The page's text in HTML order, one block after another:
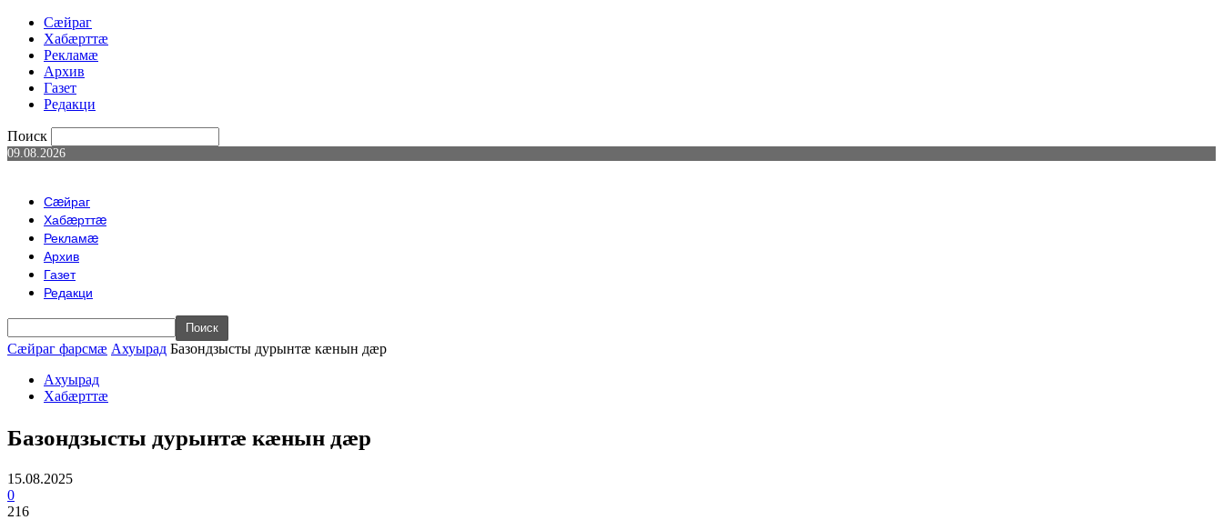
Сæйраг
Хабæрттæ
Рекламæ
Архив
Газет
Редакци
Поиск
09.08.2026
Сæйраг
Хабæрттæ
Рекламæ
Архив
Газет
Редакци
Сæйраг фарсмæ Ахуырад Базондзысты дурынтæ кæнын дæр
Ахуырад
Хабæрттæ
Базондзысты дурынтæ кæнын дæр
15.08.2025
0
216